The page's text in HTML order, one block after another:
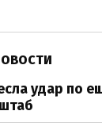
удар по